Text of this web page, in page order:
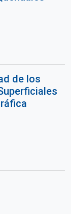
de los